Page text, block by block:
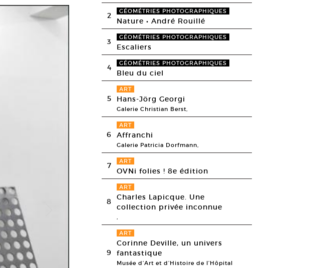
2 GÉOMÉTRIES PHOTOGRAPHIQUES
Nature • André Rouillé
3 GÉOMÉTRIES PHOTOGRAPHIQUES
Escaliers
4 GÉOMÉTRIES PHOTOGRAPHIQUES
Bleu du ciel
5
ART
Hans-Jörg Georgi
Galerie Christian Berst,
6
ART
Affranchi
Galerie Patricia Dorfmann,
7 ART
OVNi folies ! 8e édition
8
ART
Charles Lapicque. Une
collection privée inconnue
,
9
ART
Corinne Deville, un univers
fantastique
Musée d’Art et d’Histoire de l’Hôpital